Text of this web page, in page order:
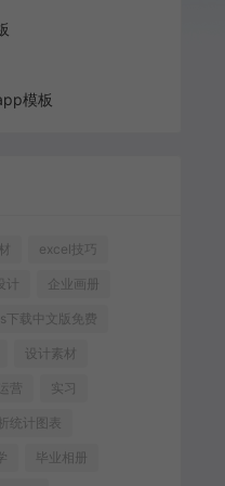
模板
excel技巧
企业画册
下载中文版免费
设计素材
运营 实习
统计图表
毕业相册